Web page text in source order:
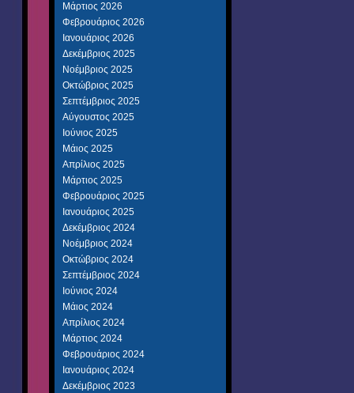
Μάρτιος 2026
Φεβρουάριος 2026
Ιανουάριος 2026
Δεκέμβριος 2025
Νοέμβριος 2025
Οκτώβριος 2025
Σεπτέμβριος 2025
Αύγουστος 2025
Ιούνιος 2025
Μάιος 2025
Απρίλιος 2025
Μάρτιος 2025
Φεβρουάριος 2025
Ιανουάριος 2025
Δεκέμβριος 2024
Νοέμβριος 2024
Οκτώβριος 2024
Σεπτέμβριος 2024
Ιούνιος 2024
Μάιος 2024
Απρίλιος 2024
Μάρτιος 2024
Φεβρουάριος 2024
Ιανουάριος 2024
Δεκέμβριος 2023